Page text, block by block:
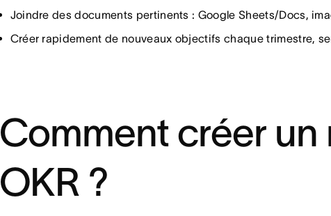
Joindre des documents pertinents : Google Sheets/Docs,
Créer rapidement de nouveaux objectifs chaque trimestre,
Comment créer un
OKR ?